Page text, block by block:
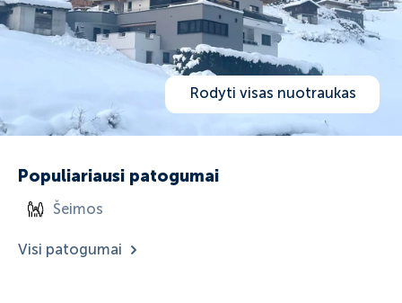
Rodyti visas nuotraukas
Populiariausi patogumai
Šeimos
Visi patogumai